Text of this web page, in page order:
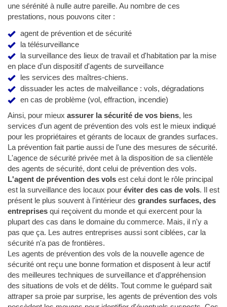
une sérénité à nulle autre pareille. Au nombre de ces
prestations, nous pouvons citer :
agent de prévention et de sécurité
la télésurveillance
la surveillance des lieux de travail et d'habitation par la mise
en place d'un dispositif d'agents de surveillance
les services des maîtres-chiens.
dissuader les actes de malveillance : vols, dégradations
en cas de problème (vol, effraction, incendie)
Ainsi, pour mieux assurer la sécurité de vos biens, les
services d'un agent de prévention des vols est le mieux indiqué
pour les propriétaires et gérants de locaux de grandes surfaces.
La prévention fait partie aussi de l'une des mesures de sécurité.
L'agence de sécurité privée met à la disposition de sa clientèle
des agents de sécurité, dont celui de prévention des vols.
L'agent de prévention des vols est celui dont le rôle principal
est la surveillance des locaux pour éviter des cas de vols. Il est
présent le plus souvent à l'intérieur des grandes surfaces, des
entreprises qui reçoivent du monde et qui exercent pour la
plupart des cas dans le domaine du commerce. Mais, il n'y a
pas que ça. Les autres entreprises aussi sont ciblées, car la
sécurité n'a pas de frontières.
Les agents de prévention des vols de la nouvelle agence de
sécurité ont reçu une bonne formation et disposent à leur actif
des meilleures techniques de surveillance et d'appréhension
des situations de vols et de délits. Tout comme le guépard sait
attraper sa proie par surprise, les agents de prévention des vols